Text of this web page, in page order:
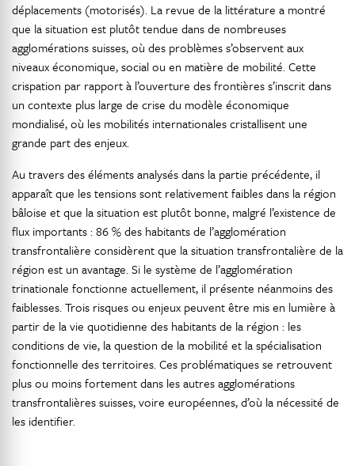
déplacements (motorisés). La revue de la littérature a montré
que la situation est plutôt tendue dans de nombreuses
agglomérations suisses, où des problèmes s’observent aux
niveaux économique, social ou en matière de mobilité. Cette
crispation par rapport à l’ouverture des frontières s’inscrit dans
un contexte plus large de crise du modèle économique
mondialisé, où les mobilités internationales cristallisent une
grande part des enjeux.
Au travers des éléments analysés dans la partie précédente, il
apparaît que les tensions sont relativement faibles dans la région
bâloise et que la situation est plutôt bonne, malgré l’existence de
flux importants : 86 % des habitants de l’agglomération
transfrontalière considèrent que la situation transfrontalière de la
région est un avantage. Si le système de l’agglomération
trinationale fonctionne actuellement, il présente néanmoins des
faiblesses. Trois risques ou enjeux peuvent être mis en lumière à
partir de la vie quotidienne des habitants de la région : les
conditions de vie, la question de la mobilité et la spécialisation
fonctionnelle des territoires. Ces problématiques se retrouvent
plus ou moins fortement dans les autres agglomérations
transfrontalières suisses, voire européennes, d’où la nécessité de
les identifier.